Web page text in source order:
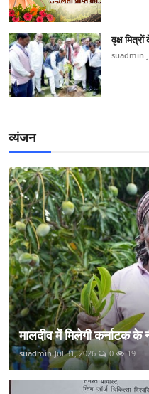
वृक्ष
suadmin
व्यंजन
मालदीव में मिलेगी कर्नाटक
suadmin Jul 31, 2026 0 19